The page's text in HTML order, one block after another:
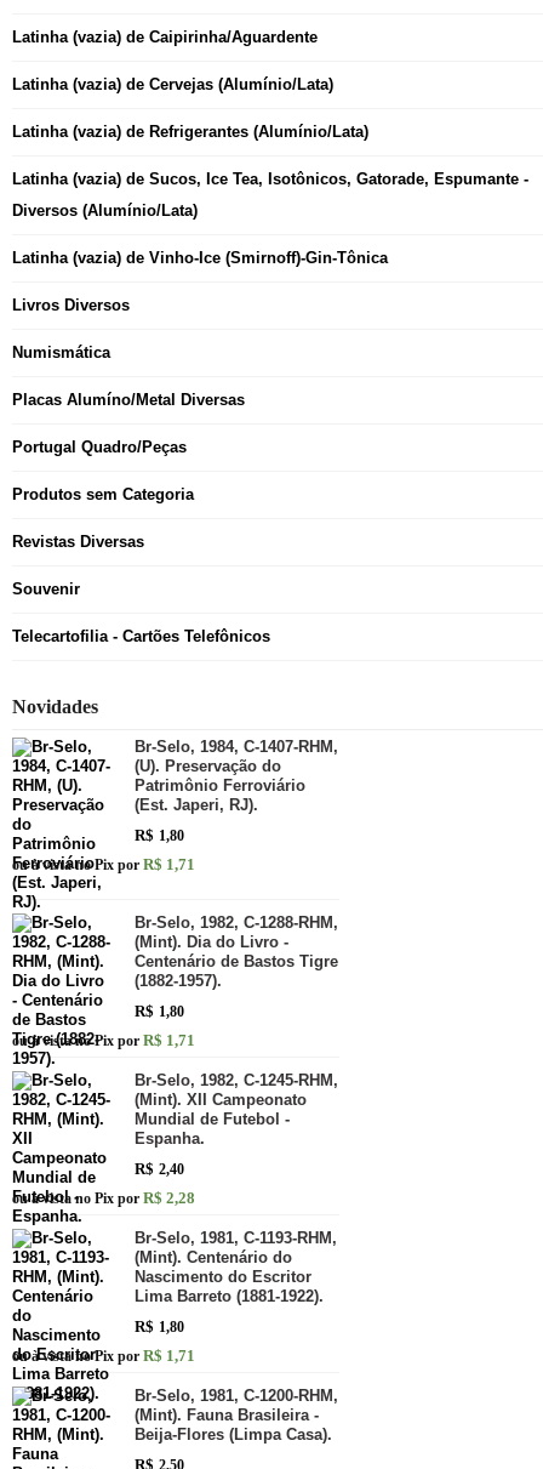
Latinha (vazia) de Caipirinha/Aguardente
Latinha (vazia) de Cervejas (Alumínio/Lata)
Latinha (vazia) de Refrigerantes (Alumínio/Lata)
Latinha (vazia) de Sucos, Ice Tea, Isotônicos, Gatorade, Espumante -
Diversos (Alumínio/Lata)
Latinha (vazia) de Vinho-Ice (Smirnoff)-Gin-Tônica
Livros Diversos
Numismática
Placas Alumíno/Metal Diversas
Portugal Quadro/Peças
Produtos sem Categoria
Revistas Diversas
Souvenir
Telecartofilia - Cartões Telefônicos
Novidades
Br-Selo, 1984, C-1407-RHM,
(U). Preservação do
Patrimônio Ferroviário
(Est. Japeri, RJ).
R$ 1,80
ou à vista no Pix por R$ 1,71
Br-Selo, 1982, C-1288-RHM,
(Mint). Dia do Livro -
Centenário de Bastos Tigre
(1882-1957).
R$ 1,80
ou à vista no Pix por R$ 1,71
Br-Selo, 1982, C-1245-RHM,
(Mint). XII Campeonato
Mundial de Futebol -
Espanha.
R$ 2,40
ou à vista no Pix por R$ 2,28
Br-Selo, 1981, C-1193-RHM,
(Mint). Centenário do
Nascimento do Escritor
Lima Barreto (1881-1922).
R$ 1,80
ou à vista no Pix por R$ 1,71
Br-Selo, 1981, C-1200-RHM,
(Mint). Fauna Brasileira -
Beija-Flores (Limpa Casa).
R$